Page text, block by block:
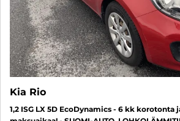
Kia Rio
1,2 ISG LX 5D EcoDynamics - 6 kk korotonta